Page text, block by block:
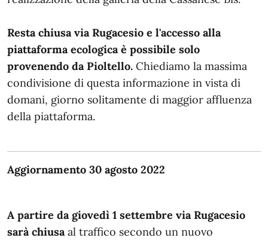
Resta chiusa via Rugacesio e l'accesso alla
piattaforma ecologica è possibile solo
provenendo da Pioltello. Chiediamo la massima
condivisione di questa informazione in vista di
domani, giorno solitamente di maggior affluenza
della piattaforma.
Aggiornamento 30 agosto 2022
A partire da giovedì 1 settembre via Rugacesio
sarà chiusaal traffico secondo un nuovo